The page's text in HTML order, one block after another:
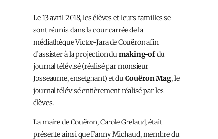
Le 13 avril 2018, les élèves et leurs familles se
sont réunis dans la cour carrée de la
médiathèque Victor-Jara de Couëron afin
d’assister à la projection dumaking-ofdu
journal télévisé (réalisé par monsieur
Josseaume, enseignant) et duCouëron Mag, le
journal télévisé entièrement réalisé par les
élèves.
La maire de Couëron, Carole Grelaud, était
présente ainsi que Fanny Michaud, membre du